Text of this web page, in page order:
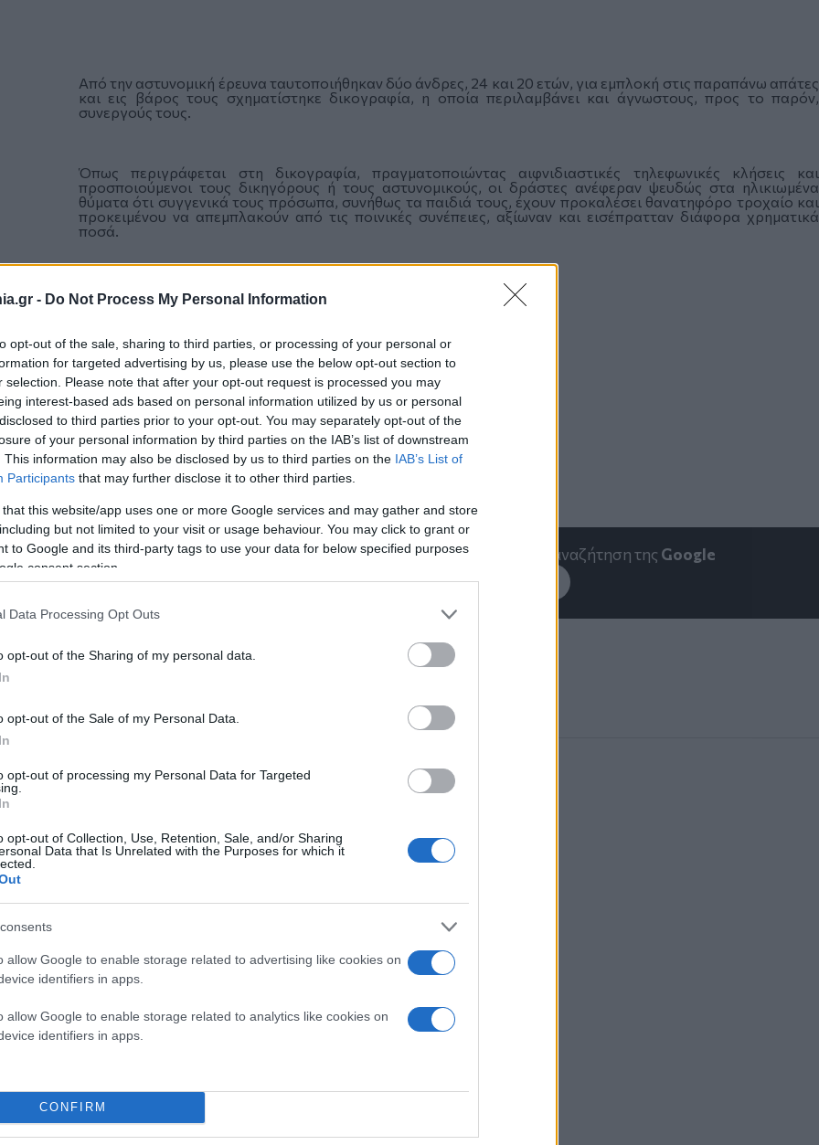
- Do Not Process My Personal Information
opt-out of the sale, sharing to third parties, or processing of your personal or
for targeted advertising by us, please use the below opt-out section to
selection. Please note that after your opt-out request is processed you may
interest-based ads based on personal information utilized by us or personal
to third parties prior to your opt-out. You may separately opt-out of the
of your personal information by third parties on the IAB’s list of downstream
This information may also be disclosed by us to third parties on the IAB’s List of
Participants that may further disclose it to other third parties.
that this website/app uses one or more Google services and may gather and store
but not limited to your visit or usage behaviour. You may click to grant or
to Google and its third-party tags to use your data for below specified purposes
consent section.
Data Processing Opt Outs
opt-out of the Sharing of my personal data.
opt-out of the Sale of my Personal Data.
opt-out of processing my Personal Data for Targeted
opt-out of Collection, Use, Retention, Sale, and/or Sharing
Data that Is Unrelated with the Purposes for which it
allow Google to enable storage related to advertising like cookies on
identifiers in apps.
allow Google to enable storage related to analytics like cookies on
identifiers in apps.
CONFIRM
Από την αστυνομική έρευνα ταυτοποιήθηκαν δύο άνδρες, 24 και 20 ετών, για εμπλοκή στις παραπάνω απάτες
και εις βάρος τους σχηματίστηκε δικογραφία, η οποία περιλαμβάνει και άγνωστους, προς το παρόν,
συνεργούς τους.
Όπως περιγράφεται στη δικογραφία, πραγματοποιώντας αιφνιδιαστικές τηλεφωνικές κλήσεις και
προσποιούμενοι τους δικηγόρους ή τους αστυνομικούς, οι δράστες ανέφεραν ψευδώς στα ηλικιωμένα
θύματα ότι συγγενικά τους πρόσωπα, συνήθως τα παιδιά τους, έχουν προκαλέσει θανατηφόρο τροχαίο και
προκειμένου να απεμπλακούν από τις ποινικές συνέπειες, αξίωναν και εισέπρατταν διάφορα χρηματικά
ποσά.
Κάνε κλικ και δες περισσότεροemakedonia.gr στην αναζήτηση της Google
Πρόσθεσέ το στην